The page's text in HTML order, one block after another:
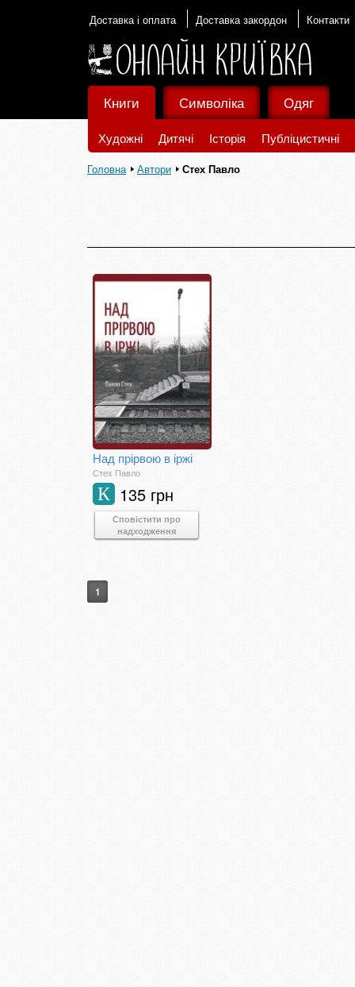
Доставка і оплата Доставка закордон Контакти
Книги
Художні Дитячі Історія Публіцистичні
Символіка Одяг
Головна Автори Стех Павло
Над прірвою в іржі
Стех Павло
135 грн
К
Сповістити про
надходження
1